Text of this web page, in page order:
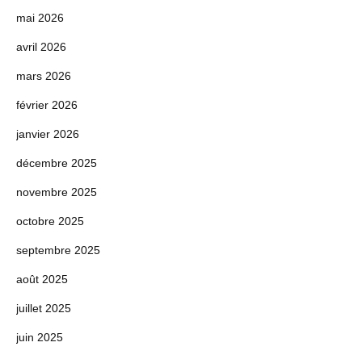
mai 2026
avril 2026
mars 2026
février 2026
janvier 2026
décembre 2025
novembre 2025
octobre 2025
septembre 2025
août 2025
juillet 2025
juin 2025